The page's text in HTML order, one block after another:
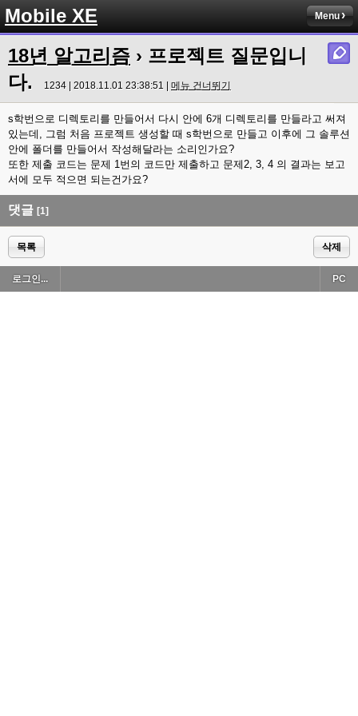
Mobile XE Menu
18년 알고리즘 › 프로젝트 질문입니
다.
1234 | 2018.11.01 23:38:51 | 메뉴 건너뛰기
s학번으로 디렉토리를 만들어서 다시 안에 6개 디렉토리를 만들라고 써져
있는데, 그럼 처음 프로젝트 생성할 때 s학번으로 만들고 이후에 그 솔루션
안에 폴더를 만들어서 작성해달라는 소리인가요?
또한 제출 코드는 문제 1번의 코드만 제출하고 문제2, 3, 4 의 결과는 보고
서에 모두 적으면 되는건가요?
댓글 [1]
목록 삭제
로그인... PC